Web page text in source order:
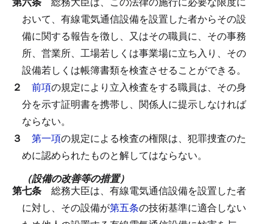
おいて、有線電気通信設備を設置した者からその設
備に関する報告を徴し、又はその職員に、その事務
所、営業所、工場若しくは事業場に立ち入り、その
設備若しくは帳簿書類を検査させることができる。
２ 前項の規定により立入検査をする職員は、その身
分を示す証明書を携帯し、関係人に提示しなければ
ならない。
３ 第一項の規定による検査の権限は、犯罪捜査のた
めに認められたものと解してはならない。
（設備の改善等の措置）
第七条 総務大臣は、有線電気通信設備を設置した者
に対し、その設備が第五条の技術基準に適合しない